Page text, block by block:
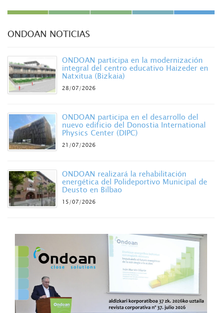
ONDOAN NOTICIAS
ONDOAN participa en la modernización
integral del centro educativo Haizeder en
Natxitua (Bizkaia)
28/07/2026
ONDOAN participa en el desarrollo del
nuevo edificio del Donostia International
Physics Center (DIPC)
21/07/2026
ONDOAN realizará la rehabilitación
energética del Polideportivo Municipal de
Deusto en Bilbao
15/07/2026